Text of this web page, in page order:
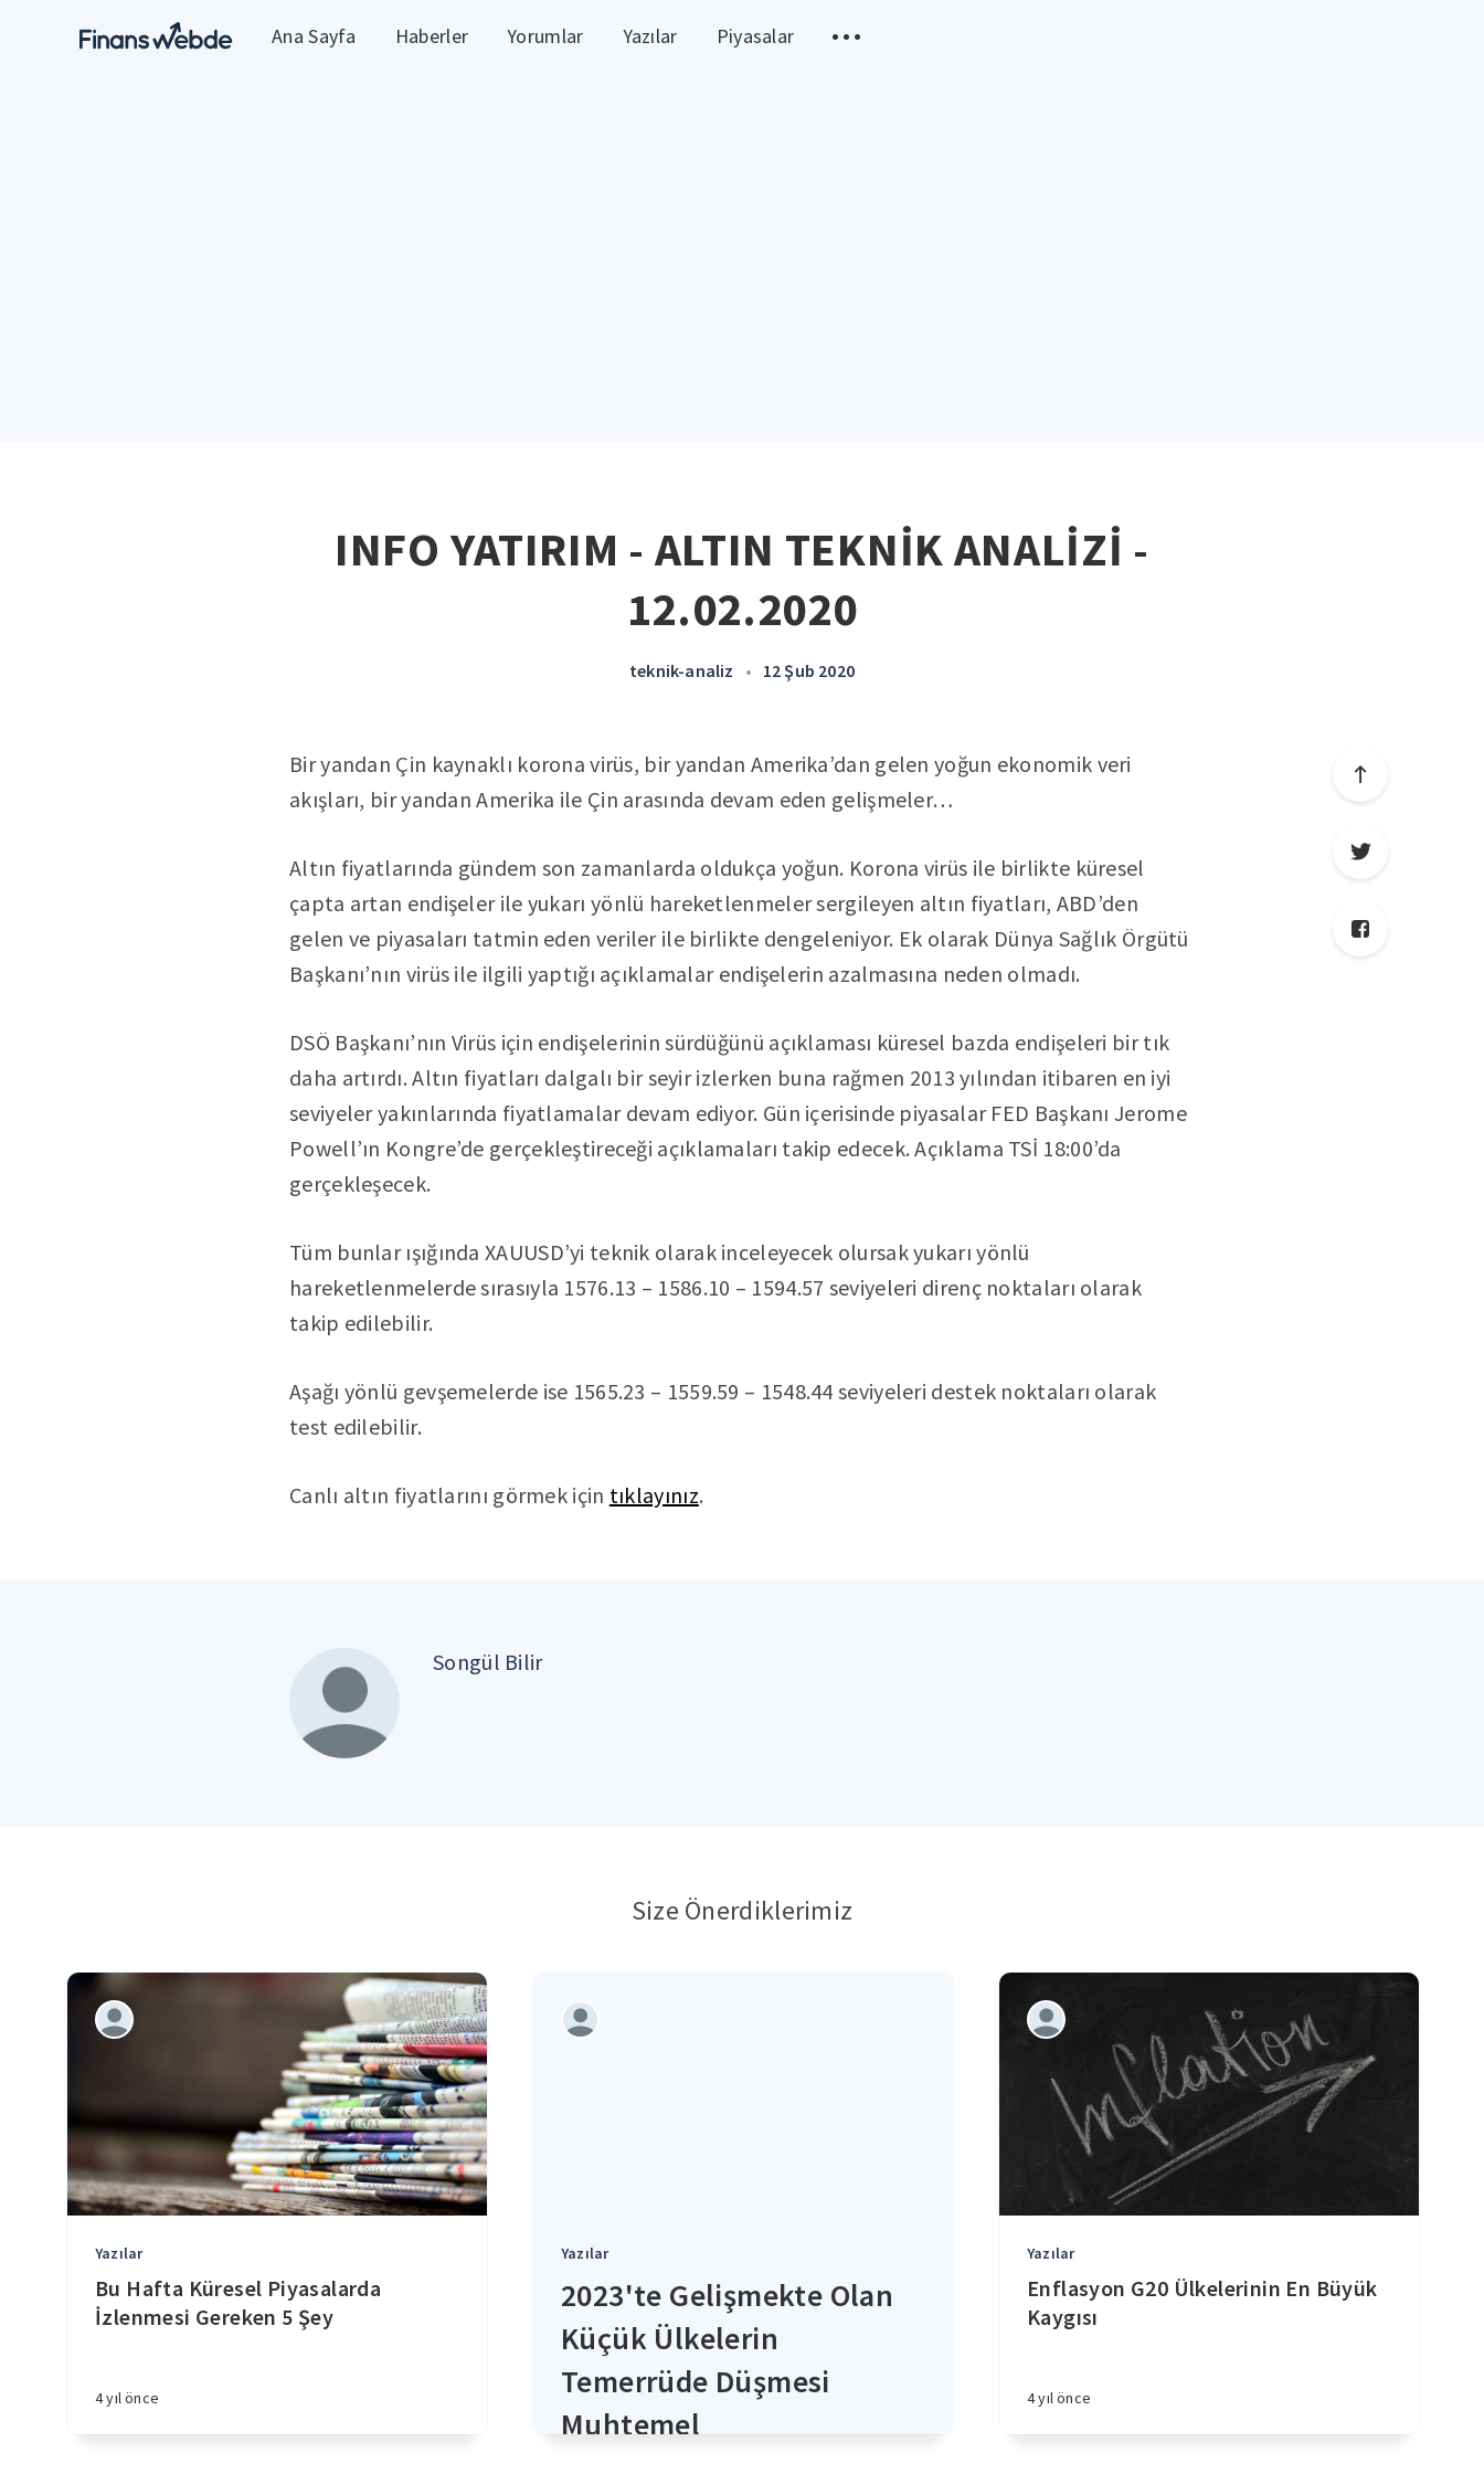
Ana Sayfa Haberler Yorumlar Yazılar Piyasalar
INFO YATIRIM - ALTIN TEKNİK ANALİZİ -
12.02.2020
teknik-analiz • 12 Şub 2020
Bir yandan Çin kaynaklı korona virüs, bir yandan Amerika’dan gelen yoğun ekonomik veri
akışları, bir yandan Amerika ile Çin arasında devam eden gelişmeler…
Altın fiyatlarında gündem son zamanlarda oldukça yoğun. Korona virüs ile birlikte küresel
çapta artan endişeler ile yukarı yönlü hareketlenmeler sergileyen altın fiyatları, ABD’den
gelen ve piyasaları tatmin eden veriler ile birlikte dengeleniyor. Ek olarak Dünya Sağlık Örgütü
Başkanı’nın virüs ile ilgili yaptığı açıklamalar endişelerin azalmasına neden olmadı.
DSÖ Başkanı’nın Virüs için endişelerinin sürdüğünü açıklaması küresel bazda endişeleri bir tık
daha artırdı. Altın fiyatları dalgalı bir seyir izlerken buna rağmen 2013 yılından itibaren en iyi
seviyeler yakınlarında fiyatlamalar devam ediyor. Gün içerisinde piyasalar FED Başkanı Jerome
Powell’ın Kongre’de gerçekleştireceği açıklamaları takip edecek. Açıklama TSİ 18:00’da
gerçekleşecek.
Tüm bunlar ışığında XAUUSD’yi teknik olarak inceleyecek olursak yukarı yönlü
hareketlenmelerde sırasıyla 1576.13 – 1586.10 – 1594.57 seviyeleri direnç noktaları olarak
takip edilebilir.
Aşağı yönlü gevşemelerde ise 1565.23 – 1559.59 – 1548.44 seviyeleri destek noktaları olarak
test edilebilir.
Canlı altın fiyatlarını görmek için tıklayınız.
Songül Bilir
Size Önerdiklerimiz
Yazılar
Bu Hafta Küresel Piyasalarda
İzlenmesi Gereken 5 Şey
4 yıl önce
Yazılar
2023'te Gelişmekte Olan
Küçük Ülkelerin
Temerrüde Düşmesi
Muhtemel
Yazılar
Enflasyon G20 Ülkelerinin En Büyük
Kaygısı
4 yıl önce